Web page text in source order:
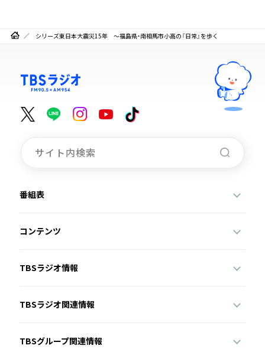
シリーズ東日本大震災15年 ～福島県・南相馬市小高の『日常』を歩く
番組表
コンテンツ
TBSラジオ情報
TBSラジオ関連情報
TBSグループ関連情報